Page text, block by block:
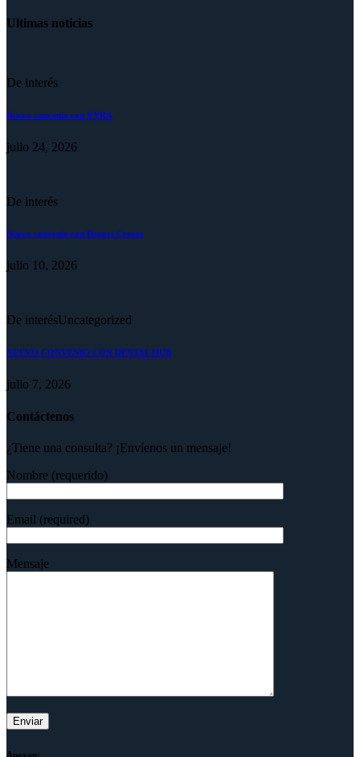
Ultimas noticias
De interés
Nuevo convenio con VYRA
julio 24, 2026
De interés
Nuevo convenio con Deport Cream
julio 10, 2026
De interésUncategorized
NUEVO CONVENIO CON DENTAL HUB
julio 7, 2026
Contáctenos
¿Tiene una consulta? ¡Envíenos un mensaje!
Nombre (requerido)
Email (required)
Mensaje
Apoyan: